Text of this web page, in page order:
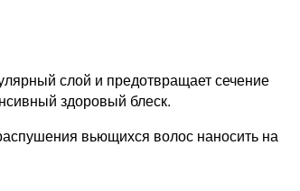
слой и предотвращает сечение
здоровый блеск.
вьющихся волос наносить на